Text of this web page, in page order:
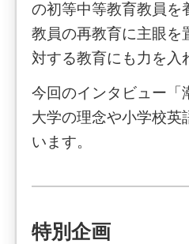
の初等中等教育教員を
教員の再教育に主眼を
対する教育にも力を入
今回のインタビュー「
大学の理念や小学校英
います。
特別企画